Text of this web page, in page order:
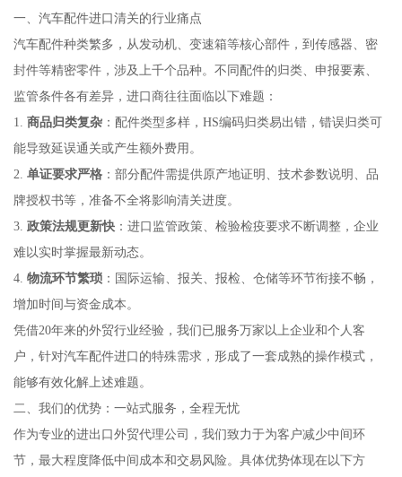
一、汽车配件进口清关的行业痛点
汽车配件种类繁多，从发动机、变速箱等核心部件，到传感器、密
封件等精密零件，涉及上千个品种。不同配件的归类、申报要素、
监管条件各有差异，进口商往往面临以下难题：
1. 商品归类复杂：配件类型多样，HS编码归类易出错，错误归类可
能导致延误通关或产生额外费用。
2. 单证要求严格：部分配件需提供原产地证明、技术参数说明、品
牌授权书等，准备不全将影响清关进度。
3. 政策法规更新快：进口监管政策、检验检疫要求不断调整，企业
难以实时掌握最新动态。
4. 物流环节繁琐：国际运输、报关、报检、仓储等环节衔接不畅，
增加时间与资金成本。
凭借20年来的外贸行业经验，我们已服务万家以上企业和个人客
户，针对汽车配件进口的特殊需求，形成了一套成熟的操作模式，
能够有效化解上述难题。
二、我们的优势：一站式服务，全程无忧
作为专业的进出口外贸代理公司，我们致力于为客户减少中间环
节，最大程度降低中间成本和交易风险。具体优势体现在以下方